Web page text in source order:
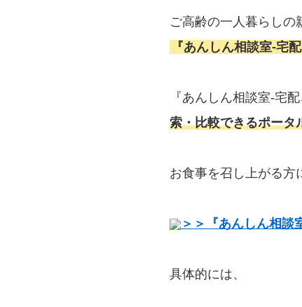
ご高齢の一人暮らしの
『あんしん相談室‐宅
『あんしん相談室‐宅
索・比較できるポータ
お食事を召し上がる方
＞＞『あんしん相談
具体的には、